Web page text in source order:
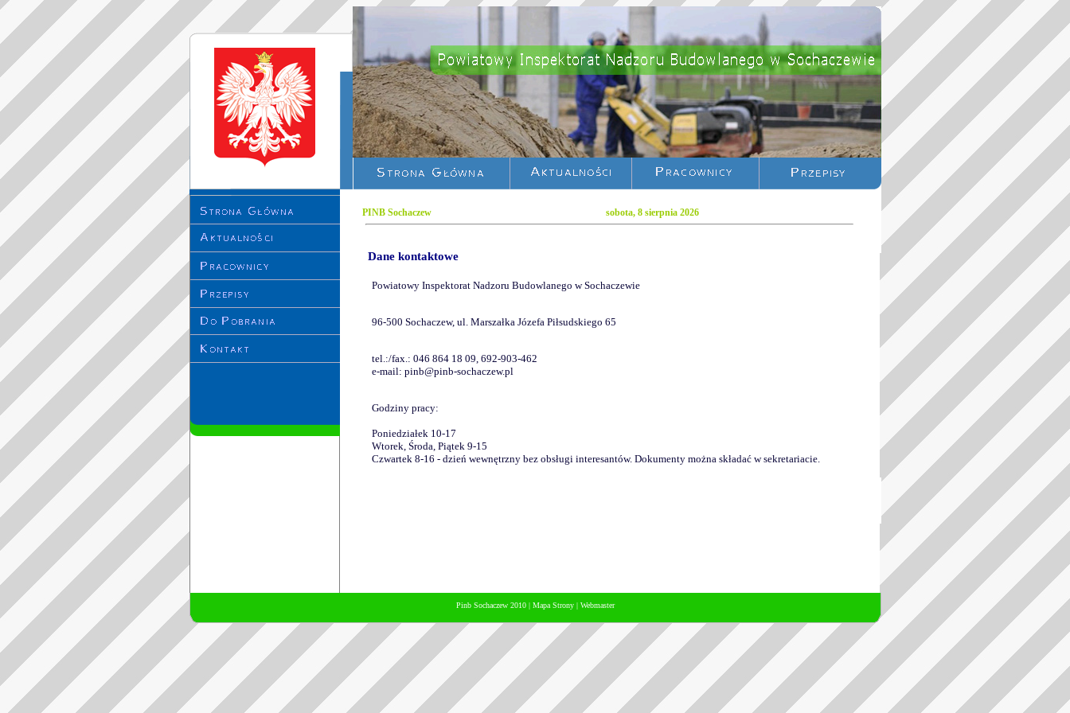
PINB Sochaczew sobota, 8 sierpnia 2026
Dane kontaktowe
Powiatowy Inspektorat Nadzoru Budowlanego w Sochaczewie
96-500 Sochaczew, ul. Marszałka Józefa Piłsudskiego 65
tel.:/fax.: 046 864 18 09, 692-903-462
e-mail: pinb@pinb-sochaczew.pl
Godziny pracy:
Poniedziałek 10-17
Wtorek, Środa, Piątek 9-15
Czwartek 8-16 - dzień wewnętrzny bez obsługi interesantów. Dokumenty można składać w sekretariacie.
Pinb Sochaczew 2010| Mapa Strony| Webmaster